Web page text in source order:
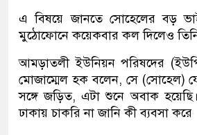
এ বিষয়ে জানতে সোহেলের বড়
মুঠোফোনে কয়েকবার কল দিলেও
আমড়াতলী ইউনিয়ন পরিষদের
মোজাম্মেল হক বলেন, সে (সোহেল) যে
সঙ্গে জড়িত, এটা শুনে অবাক
ঢাকায় চাকরি না জানি কী ব্যবসা করে